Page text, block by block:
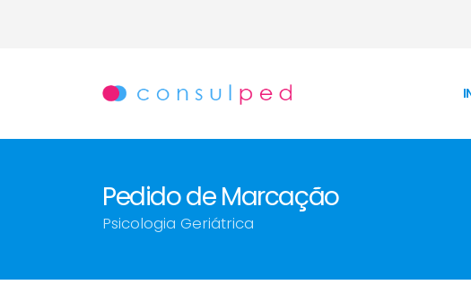
Pedido de Marcação
Psicologia Geriátrica